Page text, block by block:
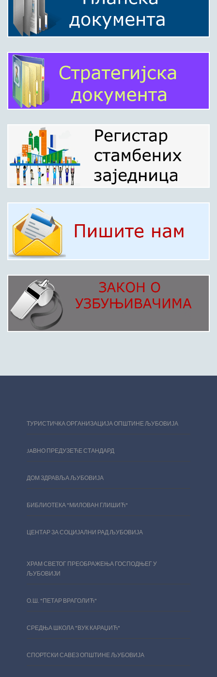
ТУРИСТИЧКА ОРГАНИЗАЦИЈА ОПШТИНЕ ЉУБОВИЈА
JAВНО ПРЕДУЗЕЋЕ СТАНДАРД
ДОМ ЗДРАВЉА ЉУБОВИЈА
БИБЛИОТЕКА "МИЛОВАН ГЛИШИЋ"
ЦЕНТАР ЗА СОЦИЈАЛНИ РАД ЉУБОВИЈА
ХРАМ СВЕТОГ ПРЕОБРАЖЕЊА ГОСПОДЊЕГ У
ЉУБОВИЈИ
О.Ш. "ПЕТАР ВРАГОЛИЋ"
СРЕДЊА ШКОЛА "ВУК КАРАЏИЋ"
СПОРТСКИ САВЕЗ ОПШТИНЕ ЉУБОВИЈА